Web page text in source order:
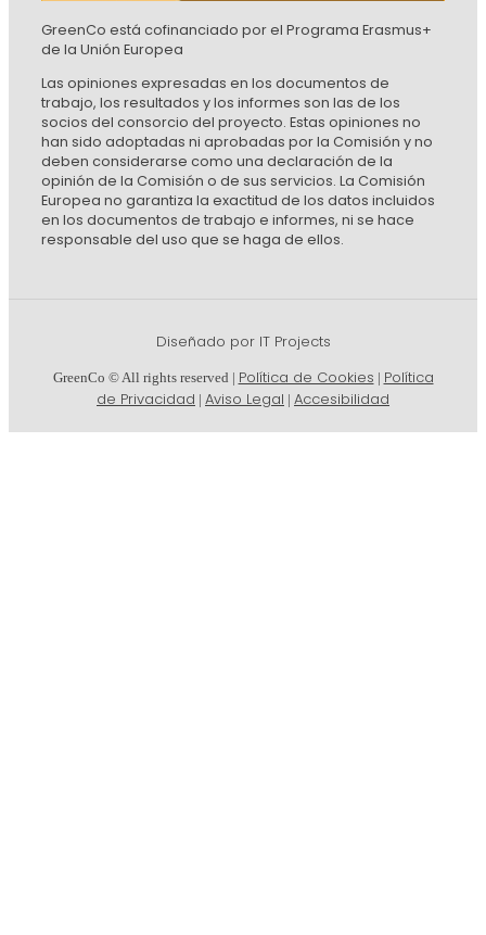
GreenCo está cofinanciado por el Programa Erasmus+
de la Unión Europea
Las opiniones expresadas en los documentos de
trabajo, los resultados y los informes son las de los
socios del consorcio del proyecto. Estas opiniones no
han sido adoptadas ni aprobadas por la Comisión y no
deben considerarse como una declaración de la
opinión de la Comisión o de sus servicios. La Comisión
Europea no garantiza la exactitud de los datos incluidos
en los documentos de trabajo e informes, ni se hace
responsable del uso que se haga de ellos.
Diseñado por IT Projects
GreenCo © All rights reserved | Política de Cookies | Política
de Privacidad | Aviso Legal | Accesibilidad